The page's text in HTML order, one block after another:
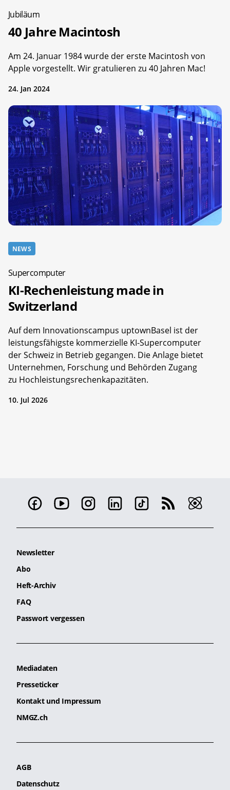
Jubiläum
40 Jahre Macintosh
Am 24. Januar 1984 wurde der erste Macintosh von
Apple vorgestellt. Wir gratulieren zu 40 Jahren Mac!
24. Jan 2024
NEWS
Supercomputer
KI-Rechenleistung made in
Switzerland
Auf dem Innovationscampus uptownBasel ist der
leistungsfähigste kommerzielle KI-Supercomputer
der Schweiz in Betrieb gegangen. Die Anlage bietet
Unternehmen, Forschung und Behörden Zugang
zu Hochleistungsrechenkapazitäten.
10. Jul 2026
Newsletter
Abo
Heft-Archiv
FAQ
Passwort vergessen
Mediadaten
Presseticker
Kontakt und Impressum
NMGZ.ch
AGB
Datenschutz